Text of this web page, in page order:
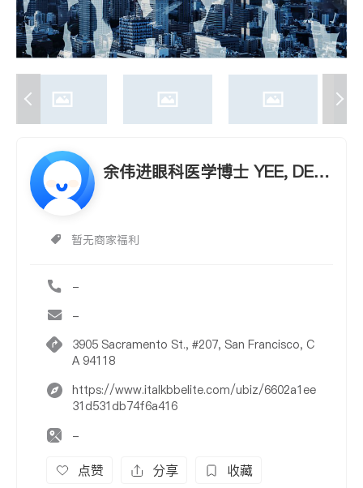
余伟进眼科医学博士 YEE, DEA
暂无商家福利
-
-
3905 Sacramento St., #207, San Francisco, C
A 94118
https://www.italkbbelite.com/ubiz/6602a1ee
31d531db74f6a416
-
点赞 分享 收藏